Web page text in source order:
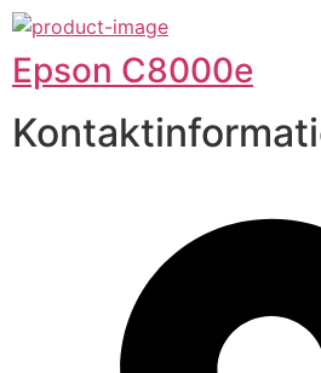
Epson C8000e